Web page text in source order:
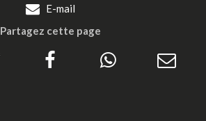
E-mail
Partagez cette page